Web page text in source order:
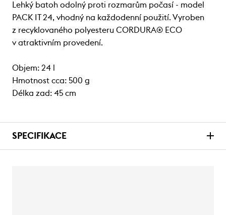
Lehký batoh odolný proti rozmarům počasí - model
PACK IT 24, vhodný na každodenní použití. Vyroben
z recyklovaného polyesteru CORDURA® ECO
v atraktivním provedení.
Objem: 24 l
Hmotnost cca: 500 g
Délka zad: 45 cm
SPECIFIKACE